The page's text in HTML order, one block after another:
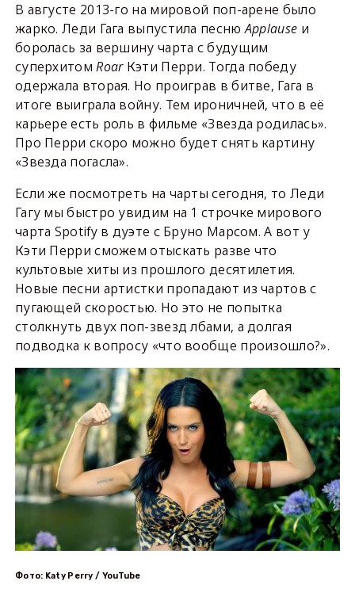
В августе 2013-го на мировой поп-арене было
жарко. Леди Гага выпустила песнюApplause и
боролась за вершину чарта с будущим
суперхитомRoarКэти Перри. Тогда победу
одержала вторая. Но проиграв в битве, Гага в
итоге выиграла войну. Тем ироничней, что в её
карьере есть роль в фильме «Звезда родилась».
Про Перри скоро можно будет снять картину
«Звезда погасла».
Если же посмотреть на чарты сегодня, то Леди
Гагу мы быстро увидим на 1 строчке мирового
чарта Spotify в дуэте с Бруно Марсом. А вот у
Кэти Перри сможем отыскать разве что
культовые хиты из прошлого десятилетия.
Новые песни артистки пропадают из чартов с
пугающей скоростью. Но это не попытка
столкнуть двух поп-звезд лбами, а долгая
подводка к вопросу «что вообще произошло?».
Фото: Katy Perry / YouTube